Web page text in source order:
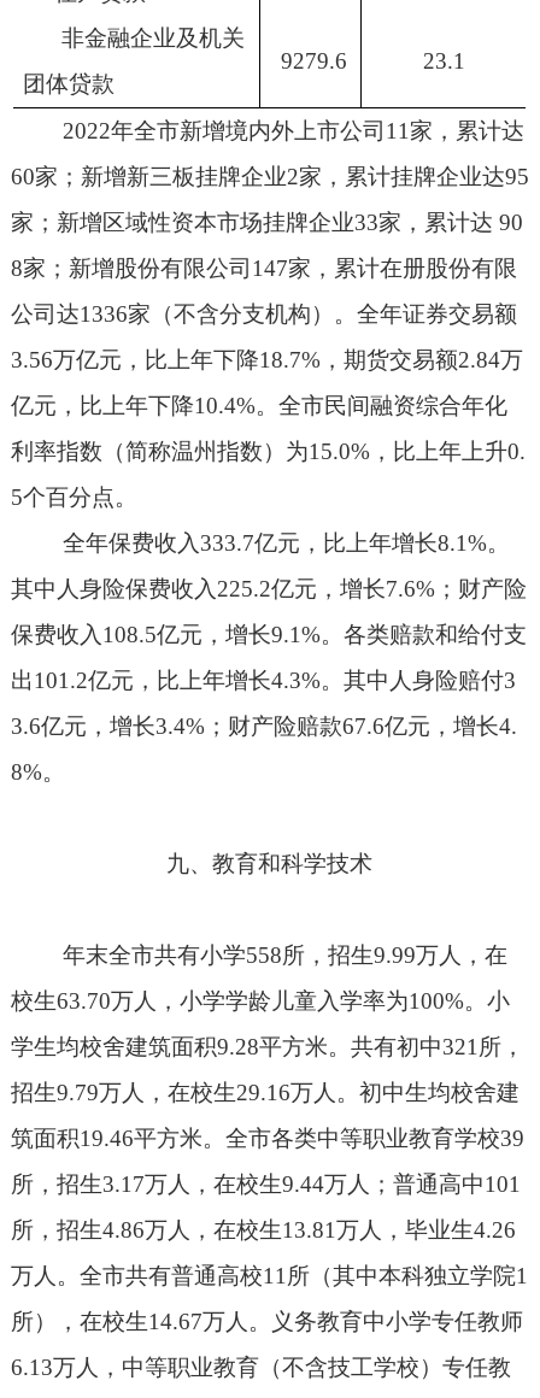
非金融企业及机关
团体贷款
9279.6 23.1
2022年全市新增境内外上市公司11 家，累计达
60家；新增新三板挂牌企业2家，累计挂牌企业达95
家；新增区域性资本市场挂牌企业33家，累计达 90
8家；新增股份有限公司147家，累计在册股份有限
公司达1336家（不含分支机构）。全年证券交易额
3.56万亿元，比上年下降18.7%，期货交易额2.84万
亿元，比上年下降10.4%。全市民间融资综合年化
利率指数（简称温州指数）为15.0%，比上年上升0.
5个百分点。
全年保费收入 333.7亿元，比上年增长8.1%。
其中人身险保费收入 225.2亿元，增长7.6%；财产险
保费收入 108.5亿元，增长9.1%。各类赔款和给付支
出101.2亿元，比上年增长4.3%。其中人身险赔付3
3.6亿元，增长3.4%；财产险赔款67.6亿元，增长4.
8%。
九、教育和科学技术
年末全市共有小学558所，招生9.99万人，在
校生63.70万人，小学学龄儿童入学率为100%。小
学生均校舍建筑面积9.28平方米。共有初中321 所，
招生9.79万人，在校生29.16万人。初中生均校舍建
筑面积19.46平方米。全市各类中等职业教育学校39
所，招生3.17万人，在校生9.44万人；普通高中101
所，招生4.86万人，在校生13.81万人，毕业生4.26
万人。全市共有普通高校11 所（其中本科独立学院1
所），在校生14.67万人。义务教育中小学专任教师
6.13万人，中等职业教育（不含技工学校）专任教